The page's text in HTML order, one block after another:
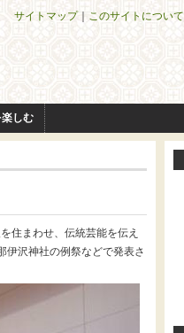
サイトマップ｜ このサイトについて
しむ
住まわせ、伝統芸能を伝え
伊沢神社の例祭などで発表さ